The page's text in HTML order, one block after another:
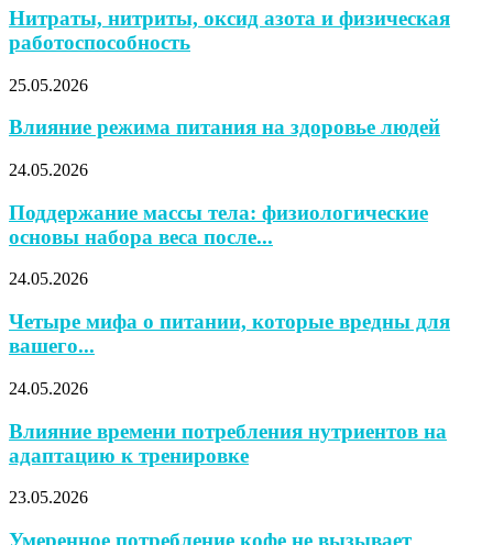
Нитраты, нитриты, оксид азота и физическая
работоспособность
25.05.2026
Влияние режима питания на здоровье людей
24.05.2026
Поддержание массы тела: физиологические
основы набора веса после...
24.05.2026
Четыре мифа о питании, которые вредны для
вашего...
24.05.2026
Влияние времени потребления нутриентов на
адаптацию к тренировке
23.05.2026
Умеренное потребление кофе не вызывает